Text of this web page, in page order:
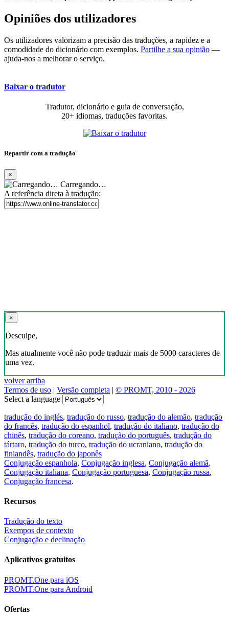
Opiniões dos utilizadores
Os utilizadores valorizam a precisão das traduções, a rapidez e a
comodidade do dicionário com exemplos. Partilhe a sua opinião —
ajuda-nos a melhorar o serviço.
Baixar o tradutor
Tradutor, dicionário e guia de conversação,
20+ idiomas, traduções favoritas.
Repartir com a tradução
×
Carregando…
A referência direta à tradução:
×
Desculpe,
Mas atualmente você não pode traduzir mais de 5000 caracteres de
uma vez.
volver arriba
Termos de uso | Versão completa | © PROMT, 2010 - 2026
Select a language
tradução do inglés, tradução do russo, tradução do alemão, tradução
do francês, tradução do espanhol, tradução do italiano, tradução do
chinês, tradução do coreano, tradução do português, tradução do
tártaro, tradução do turco, tradução do ucraniano, tradução do
finlandês, tradução do japonês
Conjugação espanhola, Conjugação inglesa, Conjugação alemã,
Conjugação italiana, Conjugação portuguesa, Conjugação russa,
Conjugação francesa.
Recursos
Tradução do texto
Exempos de contexto
Conjugação e declinação
Aplicativos gratuitos
PROMT.One para iOS
PROMT.One para Android
Ofertas